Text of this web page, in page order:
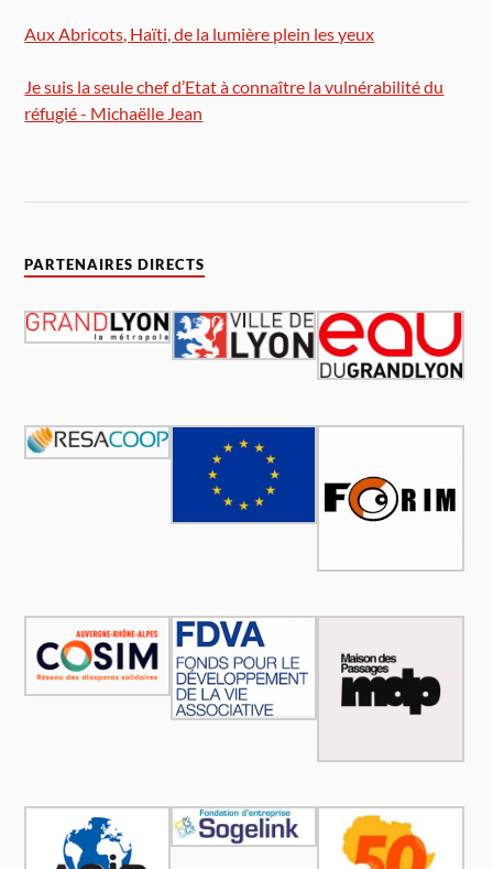
Aux Abricots, Haïti, de la lumière plein les yeux
Je suis la seule chef d’Etat à connaître la vulnérabilité du
réfugié - Michaëlle Jean
PARTENAIRES DIRECTS